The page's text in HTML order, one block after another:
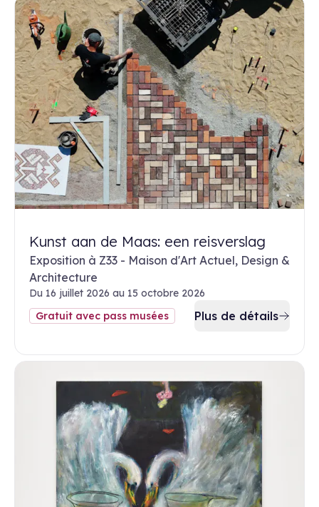
Kunst aan de Maas: een reisverslag
Exposition à Z33 - Maison d'Art Actuel, Design &
Architecture
Du 16 juillet 2026 au 15 octobre 2026
Gratuit avec pass musées
Plus de détails